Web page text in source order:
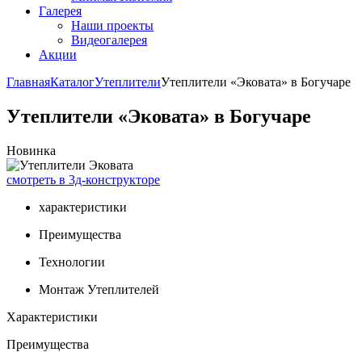
Галерея
Наши проекты
Видеогалерея
Акции
ГлавнаяКаталогУтеплителиУтеплители «Эковата» в Богучаре
Утеплители «Эковата» в Богучаре
Новинка
смотреть в 3д-конструкторе
характеристики
Преимущества
Технологии
Монтаж Утеплителей
Характеристики
Преимущества